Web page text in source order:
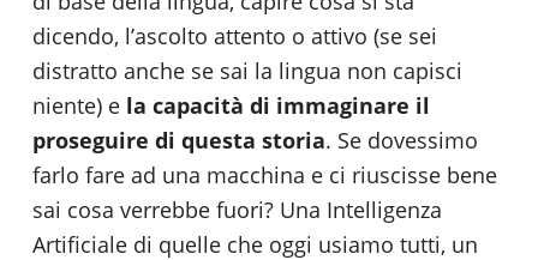
dicendo, l’ascolto attento o attivo (se sei
distratto anche se sai la lingua non capisci
niente) e la capacità di immaginare il
proseguire di questa storia. Se dovessimo
farlo fare ad una macchina e ci riuscisse bene
sai cosa verrebbe fuori? Una Intelligenza
Artificiale di quelle che oggi usiamo tutti, un